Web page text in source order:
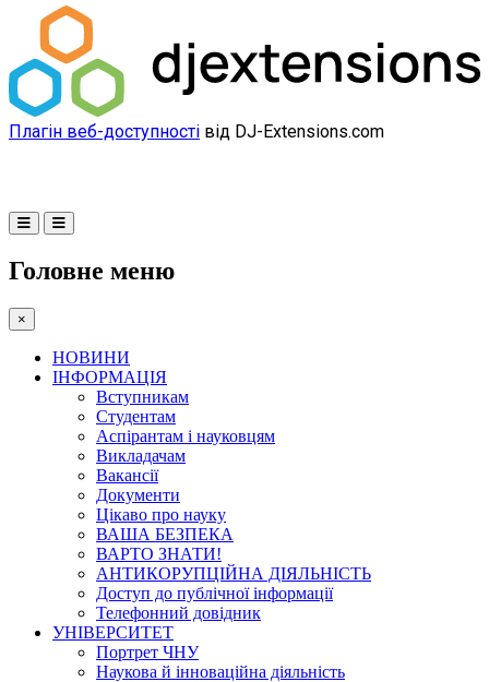
Плагін веб-доступності від DJ-Extensions.com
Головне меню
×
НОВИНИ
ІНФОРМАЦІЯ
Вступникам
Студентам
Аспірантам і науковцям
Викладачам
Вакансії
Документи
Цікаво про науку
ВАША БЕЗПЕКА
ВАРТО ЗНАТИ!
АНТИКОРУПЦІЙНА ДІЯЛЬНІСТЬ
Доступ до публічної інформації
Телефонний довідник
УНІВЕРСИТЕТ
Портрет ЧНУ
Наукова й інноваційна діяльність